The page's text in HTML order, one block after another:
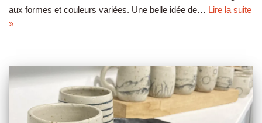
aux formes et couleurs variées. Une belle idée de… Lire la suite
»